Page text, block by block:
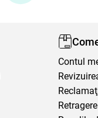
Contul